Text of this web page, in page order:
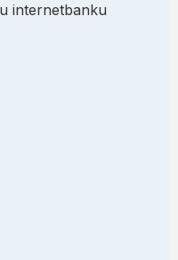
internetbanku